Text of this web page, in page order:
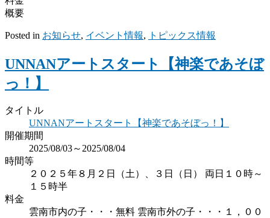
概要
Posted in お知らせ, イベント情報, トピックス情報
UNNANアートスタート【神楽であそぼ
っ！】
タイトル
UNNANアートスタート【神楽であそぼっ！】
開催期間
2025/08/03～2025/08/04
時間等
２０２５年８月２日（土）、３日（日） 両日１０時～
１５時半
料金
雲南市内の子・・・無料 雲南市外の子・・・１，００